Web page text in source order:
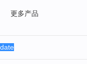
更多产品